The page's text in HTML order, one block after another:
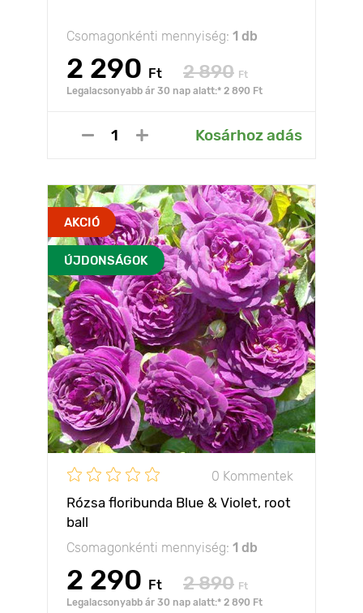
Csomagonkénti mennyiség: 1 db
2 290 Ft 2 890 Ft
Legalacsonyabb ár 30 nap alatt:* 2 890 Ft
Kosárhoz adás
AKCIÓ
ÚJDONSÁGOK
0 Kommentek
Rózsa floribunda Blue & Violet, root
ball
Csomagonkénti mennyiség: 1 db
2 290 Ft 2 890 Ft
Legalacsonyabb ár 30 nap alatt:* 2 890 Ft